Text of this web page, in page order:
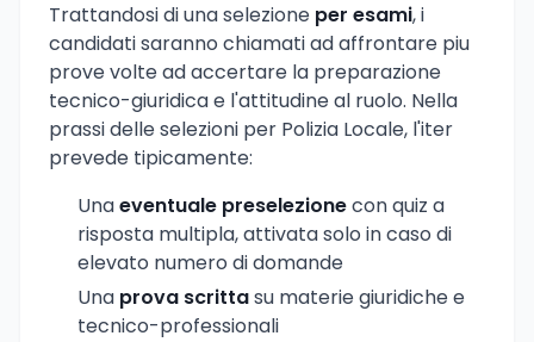
Trattandosi di una selezione per esami, i
candidati saranno chiamati ad affrontare piu
prove volte ad accertare la preparazione
tecnico-giuridica e l'attitudine al ruolo. Nella
prassi delle selezioni per Polizia Locale, l'iter
prevede tipicamente:
Unaeventuale preselezionecon quiz a
risposta multipla, attivata solo in caso di
elevato numero di domande
Una prova scrittasu materie giuridiche e
tecnico-professionali